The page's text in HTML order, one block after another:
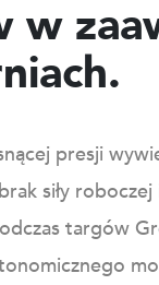
w
presji
siły
targów